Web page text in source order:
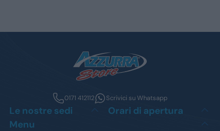
0171 412112 Scrivici su Whatsapp
Le nostre sedi
Orari di apertura
Menu